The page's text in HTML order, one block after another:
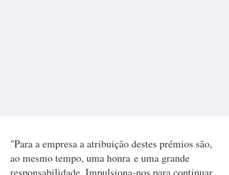
"Para a empresa a atribuição destes prémios são,
ao mesmo tempo, uma honra e uma grande
responsabilidade. Impulsiona-nos para continuar